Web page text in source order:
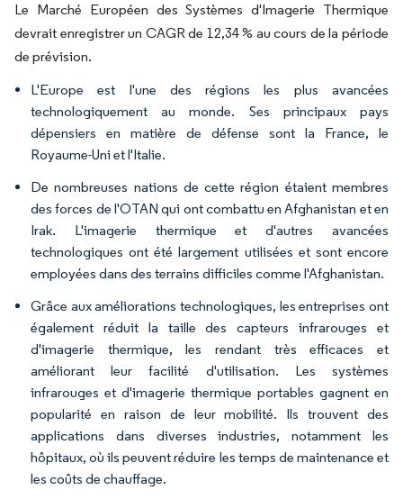
Le Marché Européen des Systèmes d'Imagerie Thermique
devrait enregistrer un CAGR de 12,34 % au cours de la période
de prévision.
L'Europe est l'une des régions les plus avancées
technologiquement au monde. Ses principaux pays
dépensiers en matière de défense sont la France, le
Royaume-Uni et l'Italie.
De nombreuses nations de cette région étaient membres
des forces de l'OTAN qui ont combattu en Afghanistan et en
Irak. L'imagerie thermique et d'autres avancées
technologiques ont été largement utilisées et sont encore
employées dans des terrains difficiles comme l'Afghanistan.
Grâce aux améliorations technologiques, les entreprises ont
également réduit la taille des capteurs infrarouges et
d'imagerie thermique, les rendant très efficaces et
améliorant leur facilité d'utilisation. Les systèmes
infrarouges et d'imagerie thermique portables gagnent en
popularité en raison de leur mobilité. Ils trouvent des
applications dans diverses industries, notamment les
hôpitaux, où ils peuvent réduire les temps de maintenance et
les coûts de chauffage.